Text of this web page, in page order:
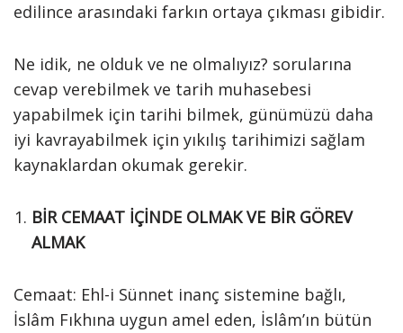
edilince arasındaki farkın ortaya çıkması gibidir.
Ne idik, ne olduk ve ne olmalıyız? sorularına
cevap verebilmek ve tarih muhasebesi
yapabilmek için tarihi bilmek, günümüzü daha
iyi kavrayabilmek için yıkılış tarihimizi sağlam
kaynaklardan okumak gerekir.
BİR CEMAAT İÇİNDE OLMAK VE BİR GÖREV
ALMAK
Cemaat: Ehl-i Sünnet inanç sistemine bağlı,
İslâm Fıkhına uygun amel eden, İslâm’ın bütün